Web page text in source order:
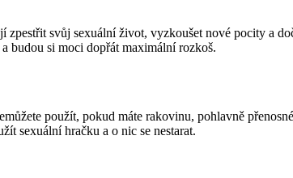
zpestřit svůj sexuální život, vyzkoušet nové pocity a
budou si moci dopřát maximální rozkoš.
použít, pokud máte rakovinu, pohlavně
sexuální hračku a o nic se nestarat.